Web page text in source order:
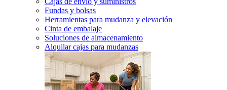
Fundas y bolsas
Herramientas para mudanza y elevación
Cinta de embalaje
Soluciones de almacenamiento
Alquilar cajas para mudanzas